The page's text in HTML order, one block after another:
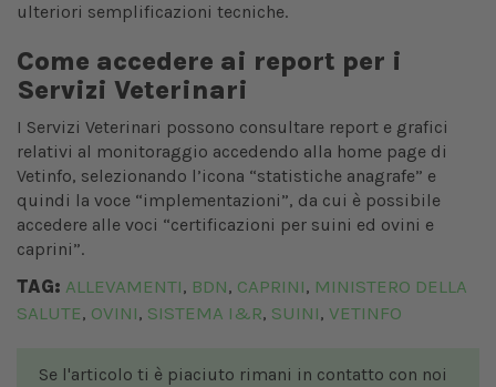
ulteriori semplificazioni tecniche.
Come accedere ai report per i
Servizi Veterinari
I Servizi Veterinari possono consultare report e grafici
relativi al monitoraggio accedendo alla home page di
Vetinfo, selezionando l’icona “statistiche anagrafe” e
quindi la voce “implementazioni”, da cui è possibile
accedere alle voci “certificazioni per suini ed ovini e
caprini”.
TAG: ALLEVAMENTI, BDN, CAPRINI, MINISTERO DELLA
SALUTE, OVINI, SISTEMA I&R, SUINI, VETINFO
Se l'articolo ti è piaciuto rimani in contatto con noi